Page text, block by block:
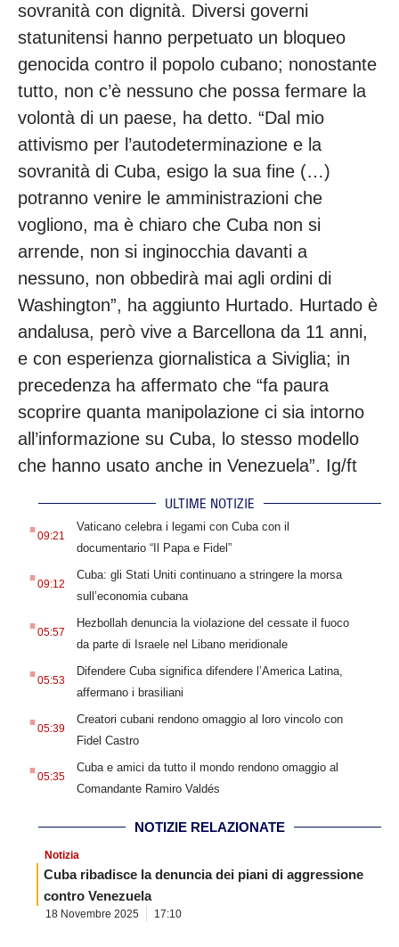
sovranità con dignità. Diversi governi
statunitensi hanno perpetuato un bloqueo
genocida contro il popolo cubano; nonostante
tutto, non c’è nessuno che possa fermare la
volontà di un paese, ha detto. “Dal mio
attivismo per l’autodeterminazione e la
sovranità di Cuba, esigo la sua fine (…)
potranno venire le amministrazioni che
vogliono, ma è chiaro che Cuba non si
arrende, non si inginocchia davanti a
nessuno, non obbedirà mai agli ordini di
Washington”, ha aggiunto Hurtado. Hurtado è
andalusa, però vive a Barcellona da 11 anni,
e con esperienza giornalistica a Siviglia; in
precedenza ha affermato che “fa paura
scoprire quanta manipolazione ci sia intorno
all’informazione su Cuba, lo stesso modello
che hanno usato anche in Venezuela”. Ig/ft
ULTIME NOTIZIE
.09:21
Vaticano celebra i legami con Cuba con il
documentario “Il Papa e Fidel”
.09:12
Cuba: gli Stati Uniti continuano a stringere la morsa
sull’economia cubana
.05:57
Hezbollah denuncia la violazione del cessate il fuoco
da parte di Israele nel Libano meridionale
.05:53
Difendere Cuba significa difendere l’America Latina,
affermano i brasiliani
.05:39
Creatori cubani rendono omaggio al loro vincolo con
Fidel Castro
.05:35
Cuba e amici da tutto il mondo rendono omaggio al
Comandante Ramiro Valdés
NOTIZIE RELAZIONATE
Notizia
Cuba ribadisce la denuncia dei piani di aggressione
contro Venezuela
18 Novembre 2025 17:10